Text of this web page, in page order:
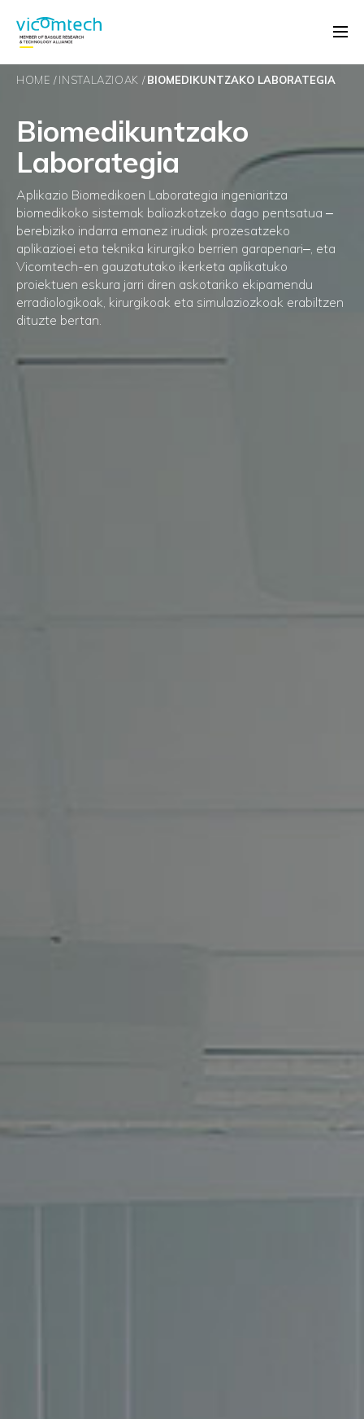
HOME INSTALAZIOAK BIOMEDIKUNTZAKO LABORATEGIA
Biomedikuntzako
Laborategia
Aplikazio Biomedikoen Laborategia ingeniaritza
biomedikoko sistemak baliozkotzeko dago pentsatua ‒
berebiziko indarra emanez irudiak prozesatzeko
aplikazioei eta teknika kirurgiko berrien garapenari‒, eta
Vicomtech-en gauzatutako ikerketa aplikatuko
proiektuen eskura jarri diren askotariko ekipamendu
erradiologikoak, kirurgikoak eta simulaziozkoak erabiltzen
dituzte bertan.